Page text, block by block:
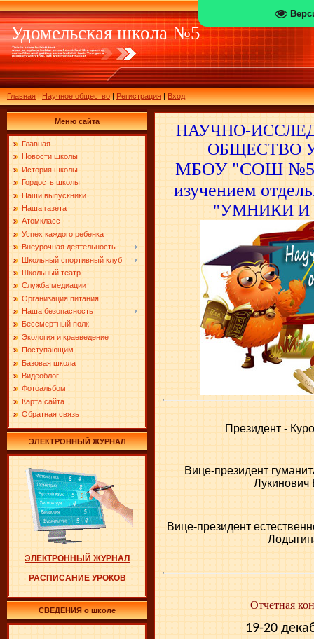
Удомельская школа №5
Главная|Научное общество|Регистрация|Вход
Меню сайта
Главная
Новости школы
История школы
Гордость школы
Наши выпускники
Наша газета
Атомкласс
Успех каждого ребенка
Внеурочная деятельность
Школьный спортивный клуб
Школьный театр
Служба медиации
Организация питания
Наша безопасность
Бессмертный полк
Экология и краеведение
Поступающим
Базовая школа
Видеоблог
Фотоальбом
Карта сайта
Обратная связь
ЭЛЕКТРОННЫЙ ЖУРНАЛ
ЭЛЕКТРОННЫЙ ЖУРНАЛ
РАСПИСАНИЕ УРОКОВ
СВЕДЕНИЯ о школе
НАУЧНО-
ОБЩЕСТВО
МБОУ "СОШ №5
изучением отдель
"УМНИКИ
Президент -
Вице-президент
Лукинович
Вице-президент
Отчетная
19-20